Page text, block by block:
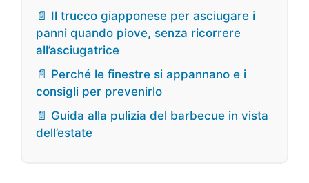
📄 Il trucco giapponese per asciugare i
panni quando piove, senza ricorrere
all’asciugatrice
📄 Perché le finestre si appannano e i
consigli per prevenirlo
📄 Guida alla pulizia del barbecue in vista
dell’estate